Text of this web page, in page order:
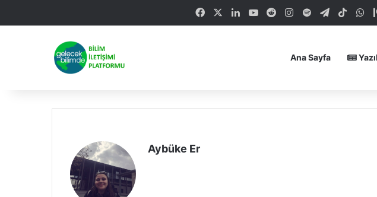
FacebookLinkedInYouTubeRedditInstagram
SpotifyTelegramTikTok
Ana Sayfa
Aybüke Er